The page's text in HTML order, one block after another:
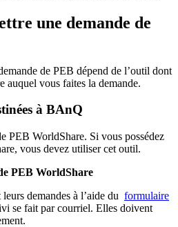
une demande de
de PEB dépend de l’outil dont
auquel vous faites la demande.
à BAnQ
PEB WorldShare. Si vous possédez
vous devez utiliser cet outil.
PEB WorldShare
demandes à l’aide du formulaire
se fait par courriel. Elles doivent